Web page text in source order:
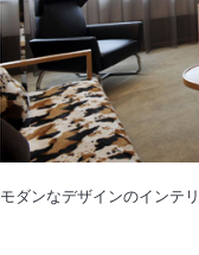
モダンなデザインのインテ